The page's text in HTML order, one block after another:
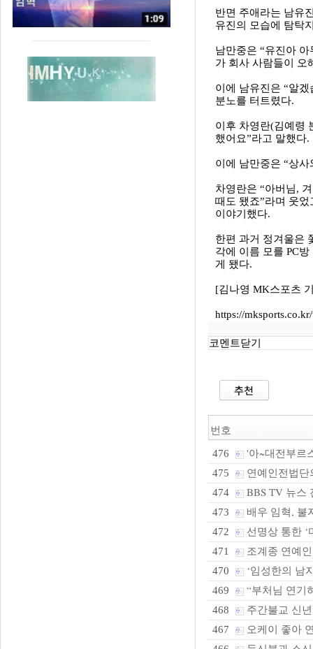
반면 주애라는 남유
유진의 모습에 탐탁
남만중은 “유진아
가 회사 사람들이 오
이에 남유진은 “알
분노를 터트렸다.
이후 차영란(김예령
했어요”라고 말했다.
이에 남만중은 “상
차영란은 “아버님,
때도 됐죠”라며 웃
이야기했다.
한편 과거 정겨울은
각에 이름 모를 PC
게 됐다.
[김나영 MK스포츠
https://
코멘트닫기
번호
476 '아~대전부르
475 연예인전법
474 BBS TV 뉴스
473 배우 임혁, 불
472 선명상 통한
471 조계종 연예
470 ‘임성한의 남
469 “부처님 연기
468 주간불교 신
467 오케이 좋아